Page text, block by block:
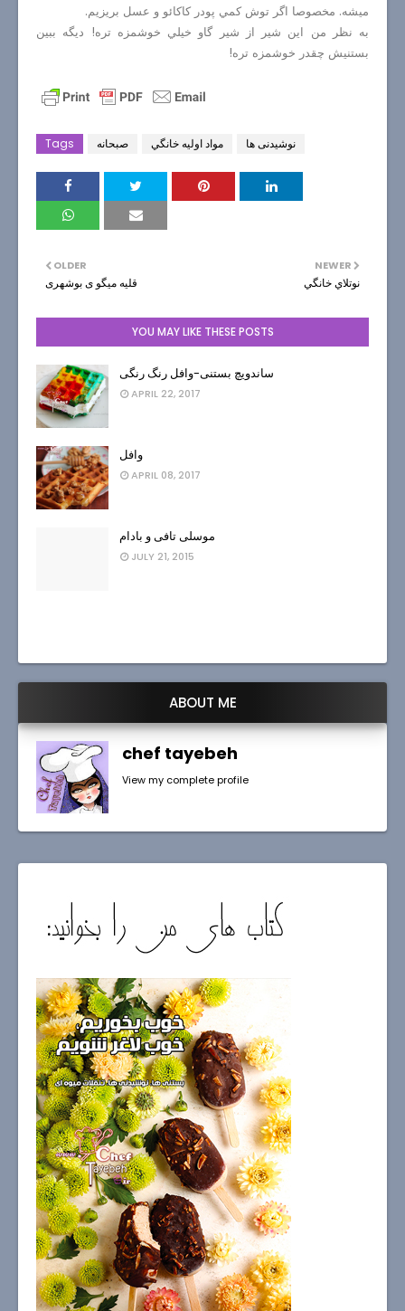
ميشه. مخصوصا اگر توش كمي پودر كاكائو و عسل بريزيم.
به نظر من اين شير از شير گاو خيلي خوشمزه تره! ديگه ببين
بستنيش چقدر خوشمزه تره!
Tags صبحانه مواد اوليه خانگي نوشیدنی ها
NEWER
نوتلاي خانگي
OLDER
قلیه میگو ی بوشهری
YOU MAY LIKE THESE POSTS
ساندویچ بستنی-وافل رنگ رنگی
APRIL 22, 2017
وافل
APRIL 08, 2017
موسلی تافی و بادام
JULY 21, 2015
ABOUT ME
chef tayebeh
View my complete profile